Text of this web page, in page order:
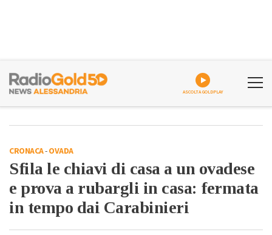
ASCOLTA GOLDPLAY
CRONACA-OVADA
Sfila le chiavi di casa a un ovadese
e prova a rubargli in casa: fermata
in tempo dai Carabinieri